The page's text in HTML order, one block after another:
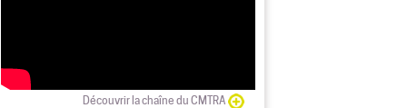
Découvrir la chaîne du CMTRA